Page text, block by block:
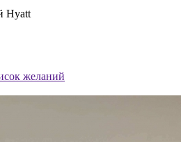
Hyatt
желаний